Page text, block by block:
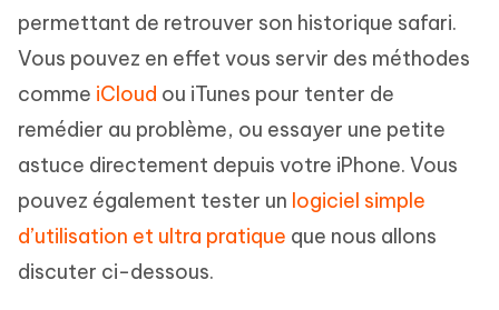
permettant de retrouver son historique safari.
Vous pouvez en effet vous servir des méthodes
comme iCloud ou iTunes pour tenter de
remédier au problème, ou essayer une petite
astuce directement depuis votre iPhone. Vous
pouvez également tester un logiciel simple
d’utilisation et ultra pratique que nous allons
discuter ci-dessous.